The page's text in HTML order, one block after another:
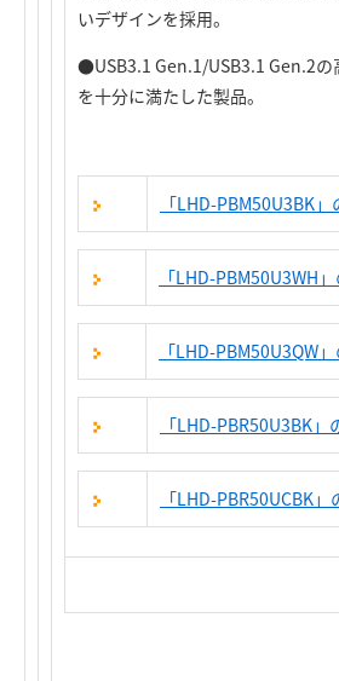
いデザインを採用。
●USB3.1 Gen.1/USB3.1 Gen.2の
を十分に満たした製品。
「LHD-PBM50U3BK
「LHD-PBM50U3WH
「LHD-PBM50U3QW
「LHD-PBR50U3BK
「LHD-PBR50UCBK